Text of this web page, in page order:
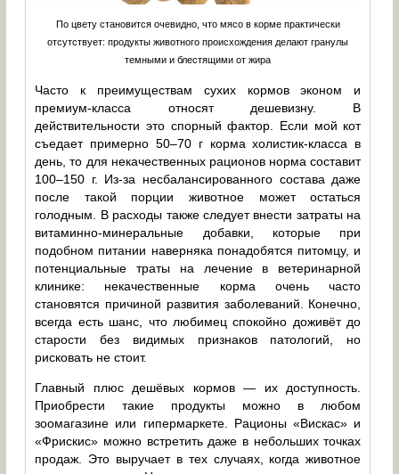
По цвету становится очевидно, что мясо в корме практически
отсутствует: продукты животного происхождения делают гранулы
темными и блестящими от жира
Часто к преимуществам сухих кормов эконом и
премиум-класса относят дешевизну. В
действительности это спорный фактор. Если мой кот
съедает примерно 50–70 г корма холистик-класса в
день, то для некачественных рационов норма составит
100–150 г. Из-за несбалансированного состава даже
после такой порции животное может остаться
голодным. В расходы также следует внести затраты на
витаминно-минеральные добавки, которые при
подобном питании наверняка понадобятся питомцу, и
потенциальные траты на лечение в ветеринарной
клинике: некачественные корма очень часто
становятся причиной развития заболеваний. Конечно,
всегда есть шанс, что любимец спокойно доживёт до
старости без видимых признаков патологий, но
рисковать не стоит.
Главный плюс дешёвых кормов — их доступность.
Приобрести такие продукты можно в любом
зоомагазине или гипермаркете. Рационы «Вискас» и
«Фрискис» можно встретить даже в небольших точках
продаж. Это выручает в тех случаях, когда животное